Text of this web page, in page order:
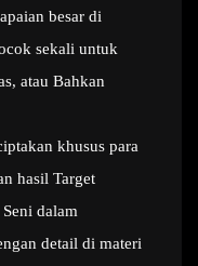
besar di
sekali untuk
atau Bahkan
khusus para
hasil Target
dalam
detail di materi